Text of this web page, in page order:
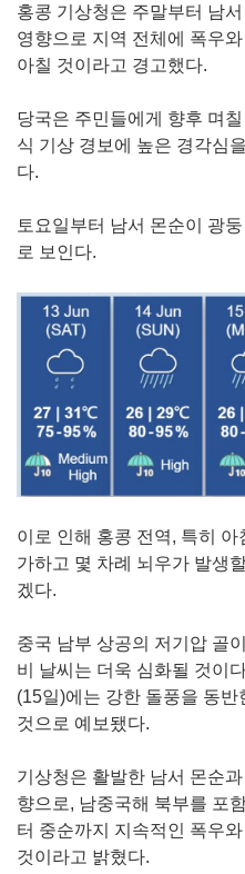
홍콩 기상청은 주말부터 남
영향으로 지역 전체에 폭우
아칠 것이라고 경고했다.
당국은 주민들에게 향후 며
식 기상 경보에 높은 경각심
다.
토요일부터 남서 몬순이 광
로 보인다.
이로 인해 홍콩 전역, 특히
가하고 몇 차례 뇌우가 발생
겠다.
중국 남부 상공의 저기압 골
비 날씨는 더욱 심화될 것이
(15일)에는 강한 돌풍을 동
것으로 예보됐다.
기상청은 활발한 남서 몬순
향으로, 남중국해 북부를 포
터 중순까지 지속적인 폭우
것이라고 밝혔다.